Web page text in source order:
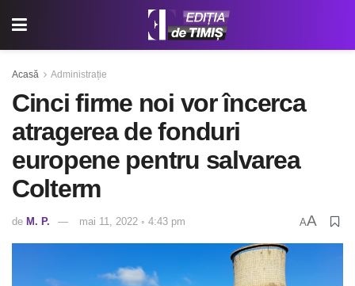
Acasă Administrație
Cinci firme noi vor încerca
atragerea de fonduri
europene pentru salvarea
Colterm
de M. P. mai 11, 2022 ◦ 4:43 pm AA